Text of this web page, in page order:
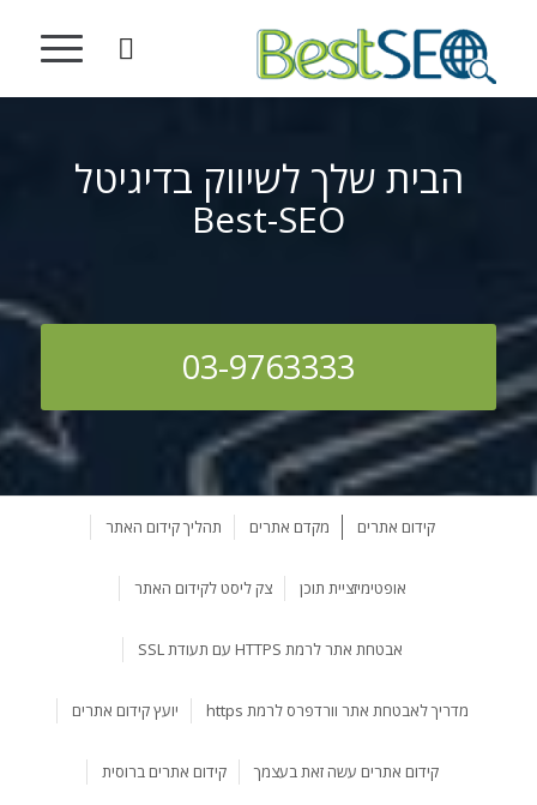
הבית שלך לשיווק בדיגיטל
Best-SEO
03-9763333
קידום אתרים מקדם אתרים תהליך קידום האתר
אופטימיזציית תוכן צק ליסט לקידום האתר
אבטחת אתר לרמת HTTPS עם תעודת SSL
מדריך לאבטחת אתר וורדפרס לרמת https יועץ קידום אתרים
קידום אתרים עשה זאת בעצמך קידום אתרים ברוסית